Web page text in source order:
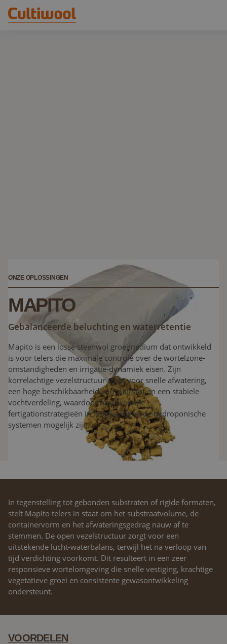
ONZE OPLOSSINGEN
MAPITO
Gebalanceerde beluchting en waterretentie
Mapito is een losse steenwol groeimedium dat ontwikkeld
is voor telers die maximale controle over de wortelzone-
omstandigheden en irrigatie-dynamiek eisen. Zijn
korrelachtige vezelstructuur zorgt voor snelle afwatering,
een hoge beschikbaarheid van zuurstof en een stabiele
vochtverdeling, waardoor nauwkeurige
fertigationstrategieën in hoogrenderende hydroponische
systemen mogelijk zijn.
In tegenstelling tot gebonden substraten of rigide formaten,
stelt Mapito telers in staat om het substraatvolume, de
containervorm en het afwateringsgedrag nauw af te
stemmen. De open vezelstructuur zorgt voor een
uitstekende lucht-waterbalans, terwijl het na verloop van
tijd verdichting voorkomt. Dit resulteert in een zeer
responsieve wortelomgeving die snelle vestiging, krachtige
vegetatieve groei en consistente gewasontwikkeling
ondersteunt.
VOORDELEN